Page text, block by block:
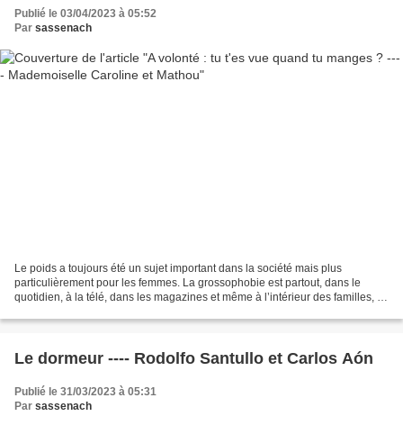
Publié le 03/04/2023 à 05:52
Par sassenach
Le poids a toujours été un sujet important dans la société mais plus
particulièrement pour les femmes. La grossophobie est partout, dans le
quotidien, à la télé, dans les magazines et même à l’intérieur des familles, et
Le dormeur ---- Rodolfo Santullo et Carlos Aón
Publié le 31/03/2023 à 05:31
Par sassenach